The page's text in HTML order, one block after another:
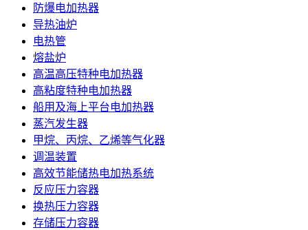
防爆电加热器
导热油炉
电热管
熔盐炉
高温高压特种电加热器
高粘度特种电加热器
船用及海上平台电加热器
蒸汽发生器
甲烷、丙烷、乙烯等气化器
调温装置
高效节能储热电加热系统
反应压力容器
换热压力容器
存储压力容器